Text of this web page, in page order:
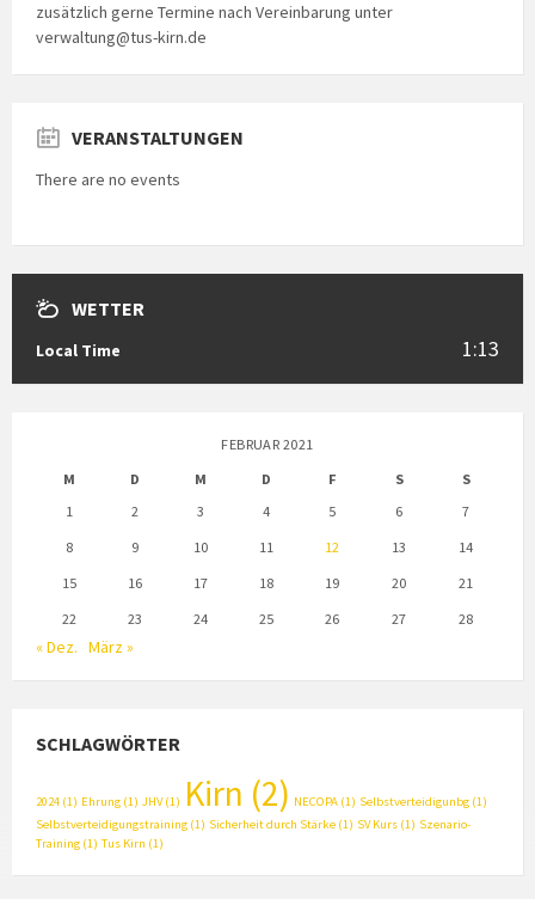
zusätzlich gerne Termine nach Vereinbarung unter
verwaltung@tus-kirn.de
VERANSTALTUNGEN
There are no events
WETTER
Local Time 1:13
FEBRUAR 2021
M
D M D F S
S
1
2 3 4 5 6
7
8
9 10 11 12 13
14
15
16 17 18 19 20
21
22
23 24 25 26 27 28
« Dez. März »
SCHLAGWÖRTER
2024 (1) Ehrung (1) JHV(1) Kirn (2) NECOPA (1) Selbstverteidigunbg (1)
Selbstverteidigungstraining (1) Sicherheit durch Stärke (1) SV Kurs (1) Szenario-
Training (1) Tus Kirn (1)